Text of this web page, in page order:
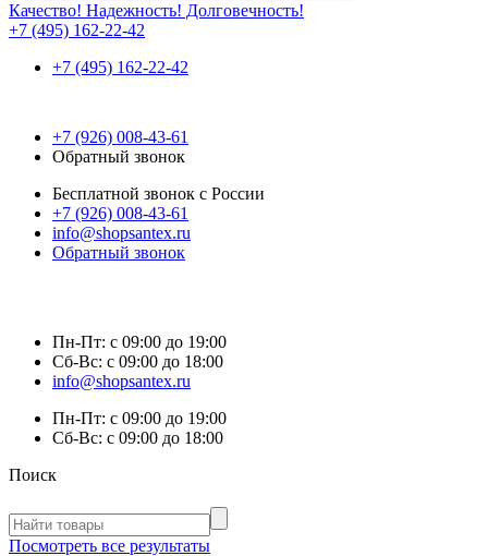
Качество! Надежность! Долговечность!
+7 (495) 162-22-42
+7 (495) 162-22-42
+7 (926) 008-43-61
Обратный звонок
Бесплатной звонок с России
+7 (926) 008-43-61
info@shopsantex.ru
Обратный звонок
Пн-Пт: с 09:00 до 19:00
Сб-Вс: с 09:00 до 18:00
info@shopsantex.ru
Пн-Пт: с 09:00 до 19:00
Сб-Вс: с 09:00 до 18:00
Поиск
Посмотреть все результаты